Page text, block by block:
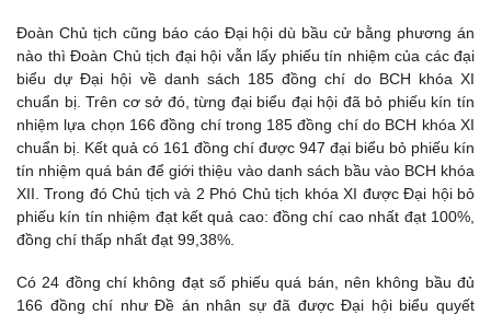
Đoàn Chủ tịch cũng báo cáo Đại hội dù bầu cử bằng phương án
nào thì Đoàn Chủ tịch đại hội vẫn lấy phiếu tín nhiệm của các đại
biểu dự Đại hội về danh sách 185 đồng chí do BCH khóa XI
chuẩn bị. Trên cơ sở đó, từng đại biểu đại hội đã bỏ phiếu kín tín
nhiệm lựa chọn 166 đồng chí trong 185 đồng chí do BCH khóa XI
chuẩn bị. Kết quả có 161 đồng chí được 947 đại biểu bỏ phiếu kín
tín nhiệm quá bán để giới thiệu vào danh sách bầu vào BCH khóa
XII. Trong đó Chủ tịch và 2 Phó Chủ tịch khóa XI được Đại hội bỏ
phiếu kín tín nhiệm đạt kết quả cao: đồng chí cao nhất đạt 100%,
đồng chí thấp nhất đạt 99,38%.
Có 24 đồng chí không đạt số phiếu quá bán, nên không bầu đủ
166 đồng chí như Đề án nhân sự đã được Đại hội biểu quyết